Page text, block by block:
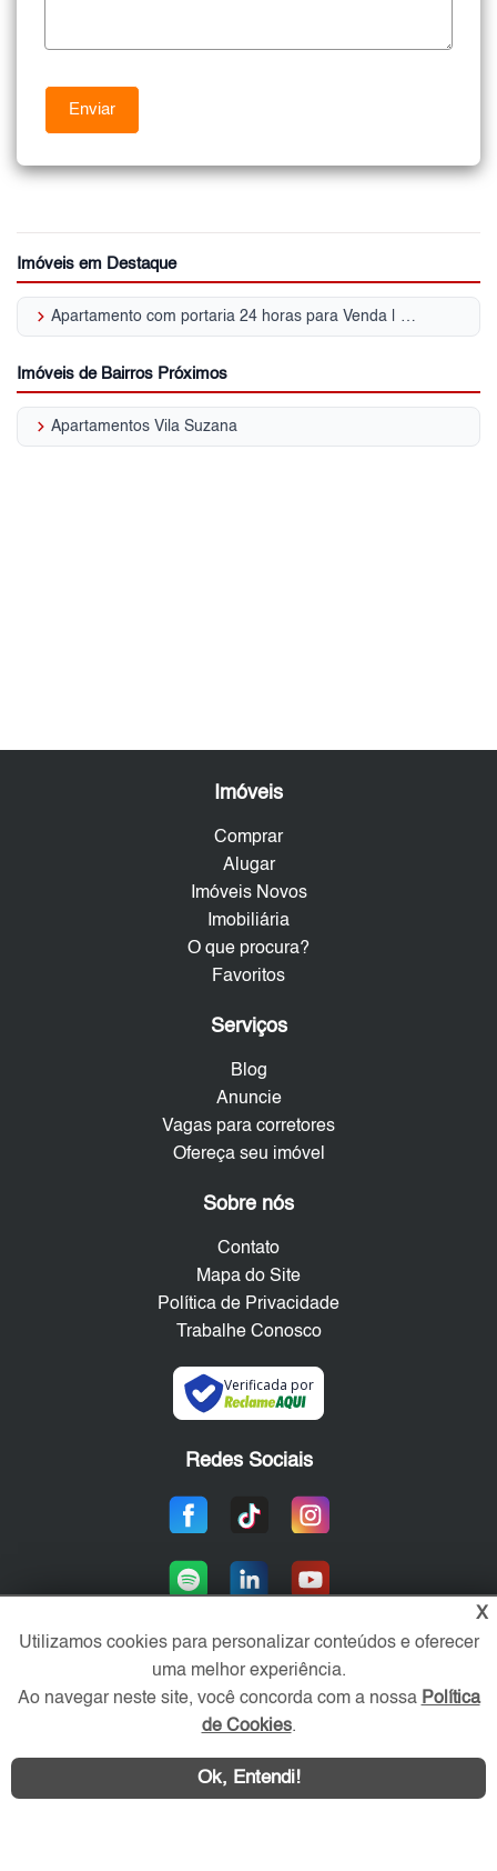
Imóveis em Destaque
keyboard_arrow_right Apartamento com portaria 24 horas para Venda | Vila Sônia (Zona Sul)
Imóveis de Bairros Próximos
keyboard_arrow_right Apartamentos Vila Suzana
Imóveis
Comprar
Alugar
Imóveis Novos
Imobiliária
O que procura?
Favoritos
Serviços
Blog
Anuncie
Vagas para corretores
Ofereça seu imóvel
Sobre nós
Contato
Mapa do Site
Política de Privacidade
Trabalhe Conosco
Verificada por
Redes Sociais
Área exclusiva aos anunciantes,
acesse sua conta:
X
Utilizamos cookies para personalizar conteúdos e oferecer
uma melhor experiência.
Ao navegar neste site, você concorda com a nossa Política
de Cookies.
Ok, Entendi!